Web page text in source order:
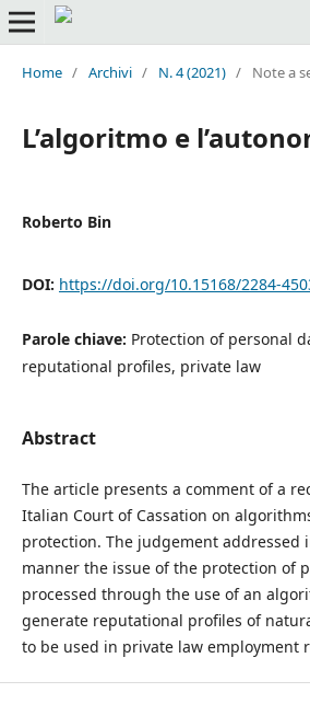
Home / Archivi / N. 4 (2021) / Note a
L’algoritmo e
Roberto Bin
DOI: https://doi.org/10.15168/2284-
Parole chiave: Protection of personal
reputational profiles, private law
Abstract
The article presents a comment of a
Italian Court of Cassation on
protection. The judgement addressed
manner the issue of the protection of
processed through the use of an
generate reputational profiles of
to be used in private law employment